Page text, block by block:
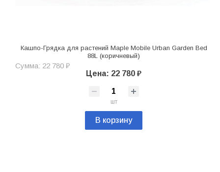
Кашпо-Грядка для растений Maple Mobile Urban Garden Bed
88L (коричневый)
Сумма: 22 780 ₽
Цена: 22 780 ₽
шт
В корзину